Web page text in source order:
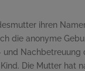
ihren
die anonyme
Die Mutter hat